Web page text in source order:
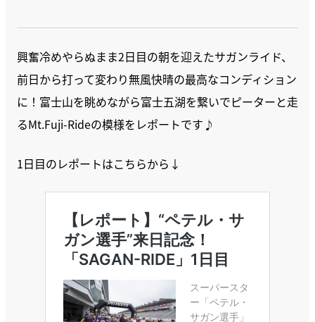
興奮冷めやらぬまま2日目の朝を迎えたサガンライド、
前日から打って変わり無風快晴の最高なコンディション
に！富士山を眺めながら富士五湖を繋いでピーターと走
るMt.Fuji-Rideの模様をレポートです♪
1日目のレポートはこちらから↓